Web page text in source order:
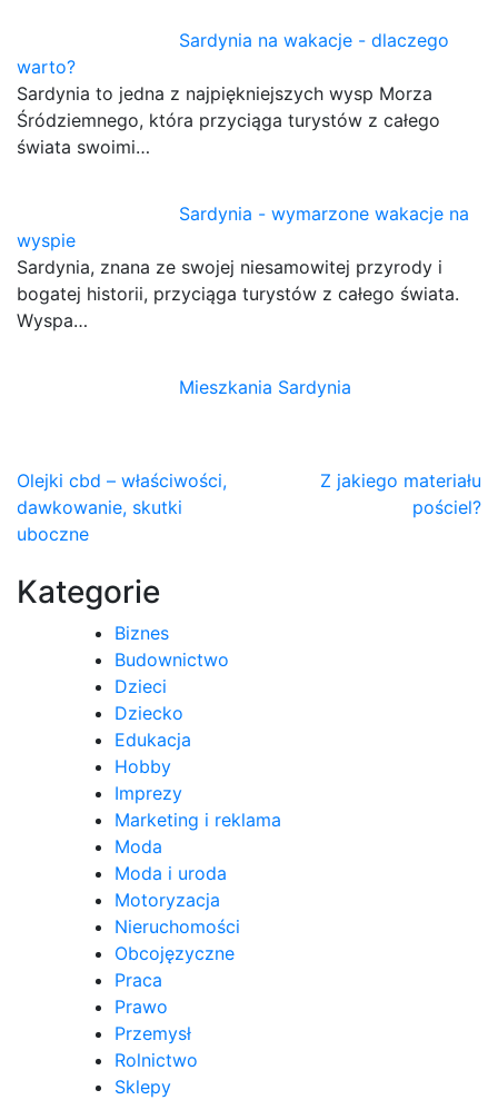
Sardynia na wakacje - dlaczego
warto?
Sardynia to jedna z najpiękniejszych wysp Morza
Śródziemnego, która przyciąga turystów z całego
świata swoimi…
Sardynia - wymarzone wakacje na
wyspie
Sardynia, znana ze swojej niesamowitej przyrody i
bogatej historii, przyciąga turystów z całego świata.
Wyspa…
Mieszkania Sardynia
Nawigacja
wpisu
Olejki cbd – właściwości,
dawkowanie, skutki
uboczne
Z jakiego materiału
pościel?
Kategorie
Biznes
Budownictwo
Dzieci
Dziecko
Edukacja
Hobby
Imprezy
Marketing i reklama
Moda
Moda i uroda
Motoryzacja
Nieruchomości
Obcojęzyczne
Praca
Prawo
Przemysł
Rolnictwo
Sklepy